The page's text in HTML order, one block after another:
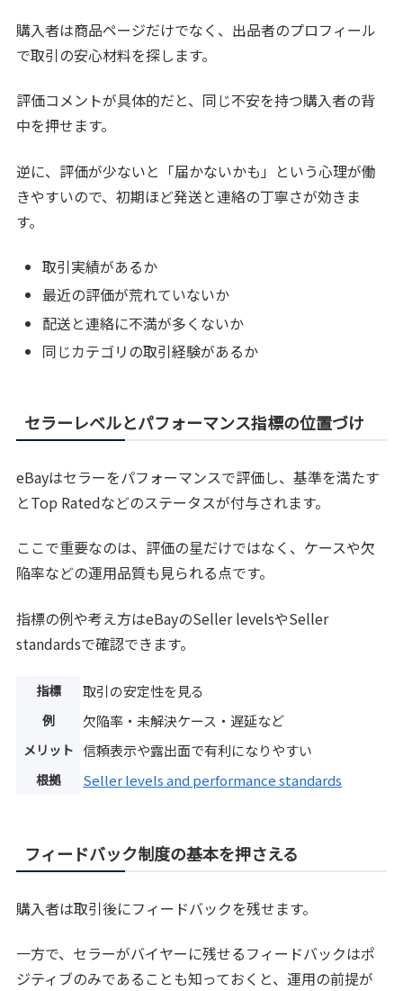
購入者は商品ページだけでなく、出品者のプロフィール
で取引の安心材料を探します。
評価コメントが具体的だと、同じ不安を持つ購入者の背
中を押せます。
逆に、評価が少ないと「届かないかも」という心理が働
きやすいので、初期ほど発送と連絡の丁寧さが効きま
す。
取引実績があるか
最近の評価が荒れていないか
配送と連絡に不満が多くないか
同じカテゴリの取引経験があるか
セラーレベルとパフォーマンス指標の位置づけ
eBayはセラーをパフォーマンスで評価し、基準を満たす
とTop Ratedなどのステータスが付与されます。
ここで重要なのは、評価の星だけではなく、ケースや欠
陥率などの運用品質も見られる点です。
指標の例や考え方はeBayのSeller levelsやSeller
standardsで確認できます。
指標 取引の安定性を見る
例 欠陥率・未解決ケース・遅延など
メリット 信頼表示や露出面で有利になりやすい
根拠 Seller levels and performance standards
フィードバック制度の基本を押さえる
購入者は取引後にフィードバックを残せます。
一方で、セラーがバイヤーに残せるフィードバックはポ
ジティブのみであることも知っておくと、運用の前提が